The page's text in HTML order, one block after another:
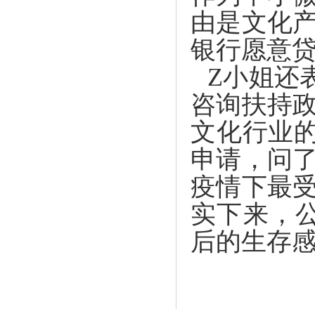
由是文化
银行愿意
Z小姐还
咨询扶持
文化行业
申请，问
疫情下最
实下来，
后的生存